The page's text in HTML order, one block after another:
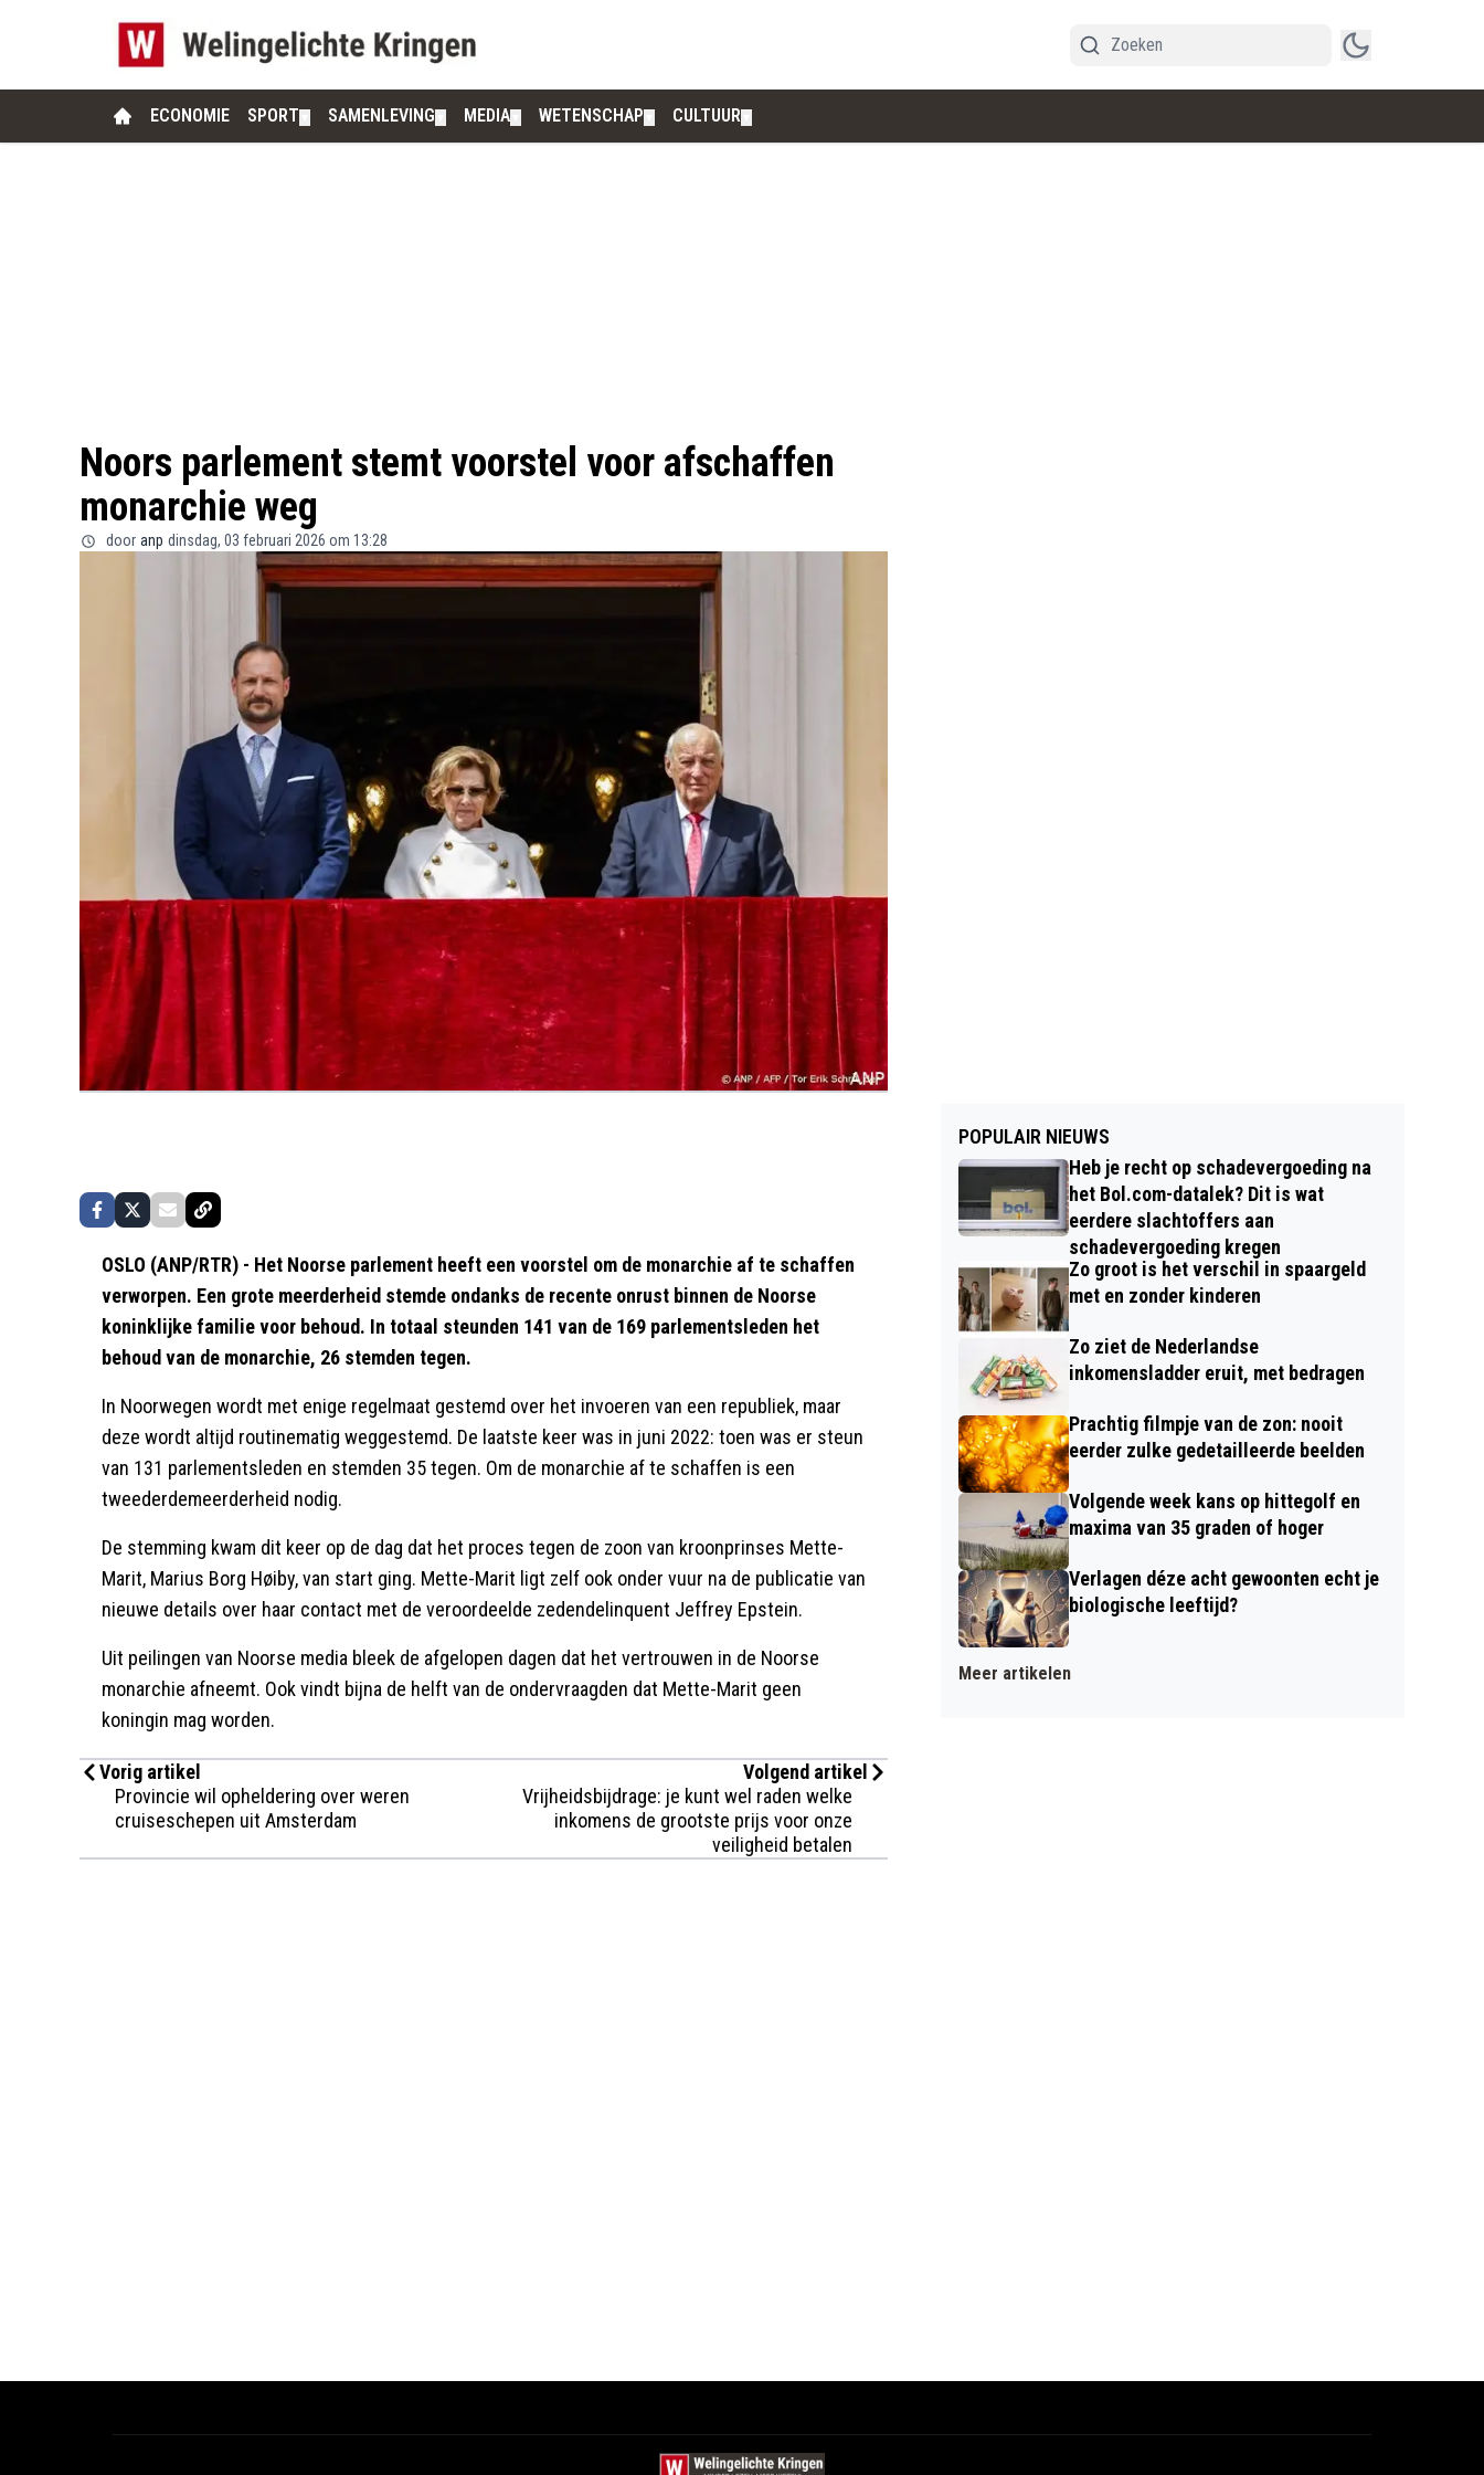
ECONOMIE SPORT SAMENLEVING MEDIA WETENSCHAP CULTUUR
Noors parlement stemt voorstel voor afschaffen
monarchie weg
door anp dinsdag, 03 februari 2026 om 13:28
OSLO (ANP/RTR) - Het Noorse parlement heeft een voorstel om de monarchie af te schaffen
verworpen. Een grote meerderheid stemde ondanks de recente onrust binnen de Noorse
koninklijke familie voor behoud. In totaal steunden 141 van de 169 parlementsleden het
behoud van de monarchie, 26 stemden tegen.
In Noorwegen wordt met enige regelmaat gestemd over het invoeren van een republiek, maar
deze wordt altijd routinematig weggestemd. De laatste keer was in juni 2022: toen was er steun
van 131 parlementsleden en stemden 35 tegen. Om de monarchie af te schaffen is een
tweederdemeerderheid nodig.
De stemming kwam dit keer op de dag dat het proces tegen de zoon van kroonprinses Mette-
Marit, Marius Borg Høiby, van start ging. Mette-Marit ligt zelf ook onder vuur na de publicatie van
nieuwe details over haar contact met de veroordeelde zedendelinquent Jeffrey Epstein.
Uit peilingen van Noorse media bleek de afgelopen dagen dat het vertrouwen in de Noorse
monarchie afneemt. Ook vindt bijna de helft van de ondervraagden dat Mette-Marit geen
koningin mag worden.
Vorig artikel
Provincie wil opheldering over weren
cruiseschepen uit Amsterdam
Volgend artikel
Vrijheidsbijdrage: je kunt wel raden welke
inkomens de grootste prijs voor onze
veiligheid betalen
POPULAIR NIEUWS
Heb je recht op schadevergoeding na
het Bol.com-datalek? Dit is wat
eerdere slachtoffers aan
schadevergoeding kregen
Zo groot is het verschil in spaargeld
met en zonder kinderen
Zo ziet de Nederlandse
inkomensladder eruit, met bedragen
Prachtig filmpje van de zon: nooit
eerder zulke gedetailleerde beelden
Volgende week kans op hittegolf en
maxima van 35 graden of hoger
Verlagen déze acht gewoonten echt je
biologische leeftijd?
Meer artikelen